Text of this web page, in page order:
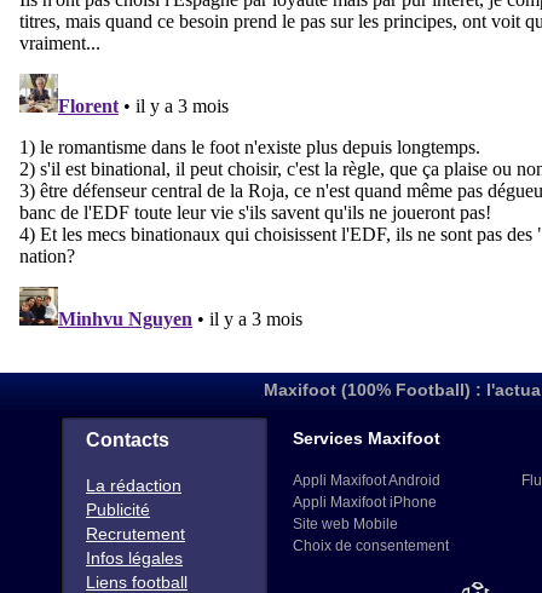
Maxifoot (100% Football) :
Contacts
La rédaction
Publicité
Recrutement
Infos légales
Liens football
Services Maxifoot
Appli Maxifoot Android
Appli Maxifoot iPhone
Site web Mobile
Choix de consentement